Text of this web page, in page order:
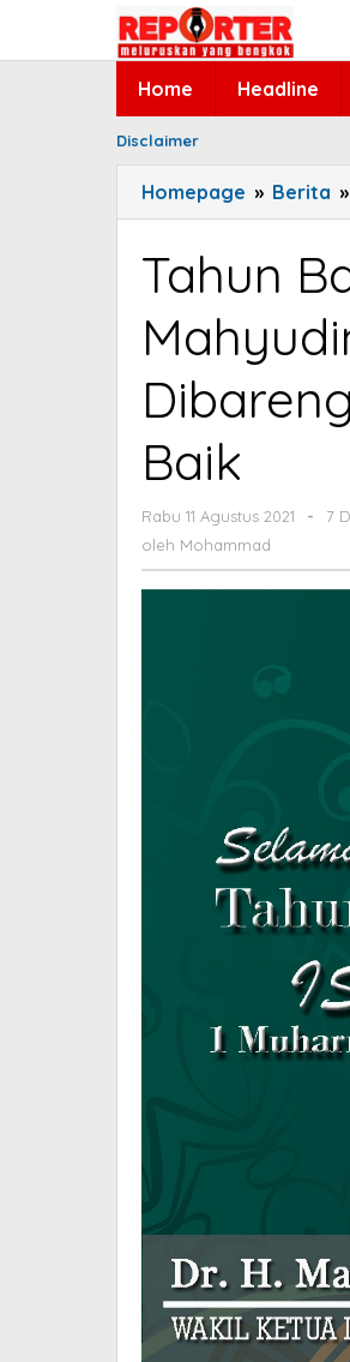
Home Headline
Disclaimer
Homepage » Berita »
Tahun
Baik
Rabu 11 Agustus 2021
oleh
-
7
oleh Mohammad